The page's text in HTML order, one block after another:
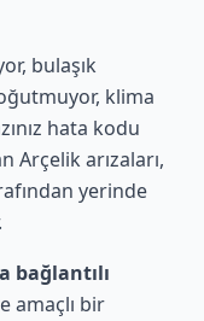
bulaşık
klima
hata kodu
Arçelik arızaları,
yerinde
bağlantılı
amaçlı bir